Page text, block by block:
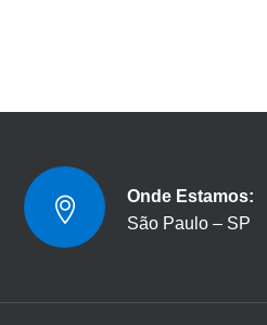
Onde Estamos:
São Paulo – SP